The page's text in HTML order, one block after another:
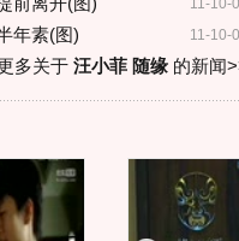
11-10-
11-10-
年素(图)
多关于 汪小菲 随缘的新闻